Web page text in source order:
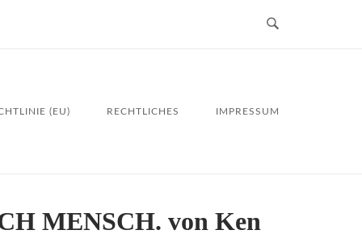
(EU) RECHTLICHES IMPRESSUM
MENSCH. von Ken